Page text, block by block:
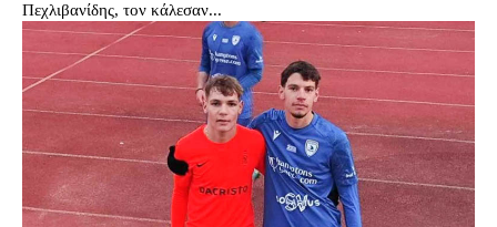
Πεχλιβανίδης, τον κάλεσαν...